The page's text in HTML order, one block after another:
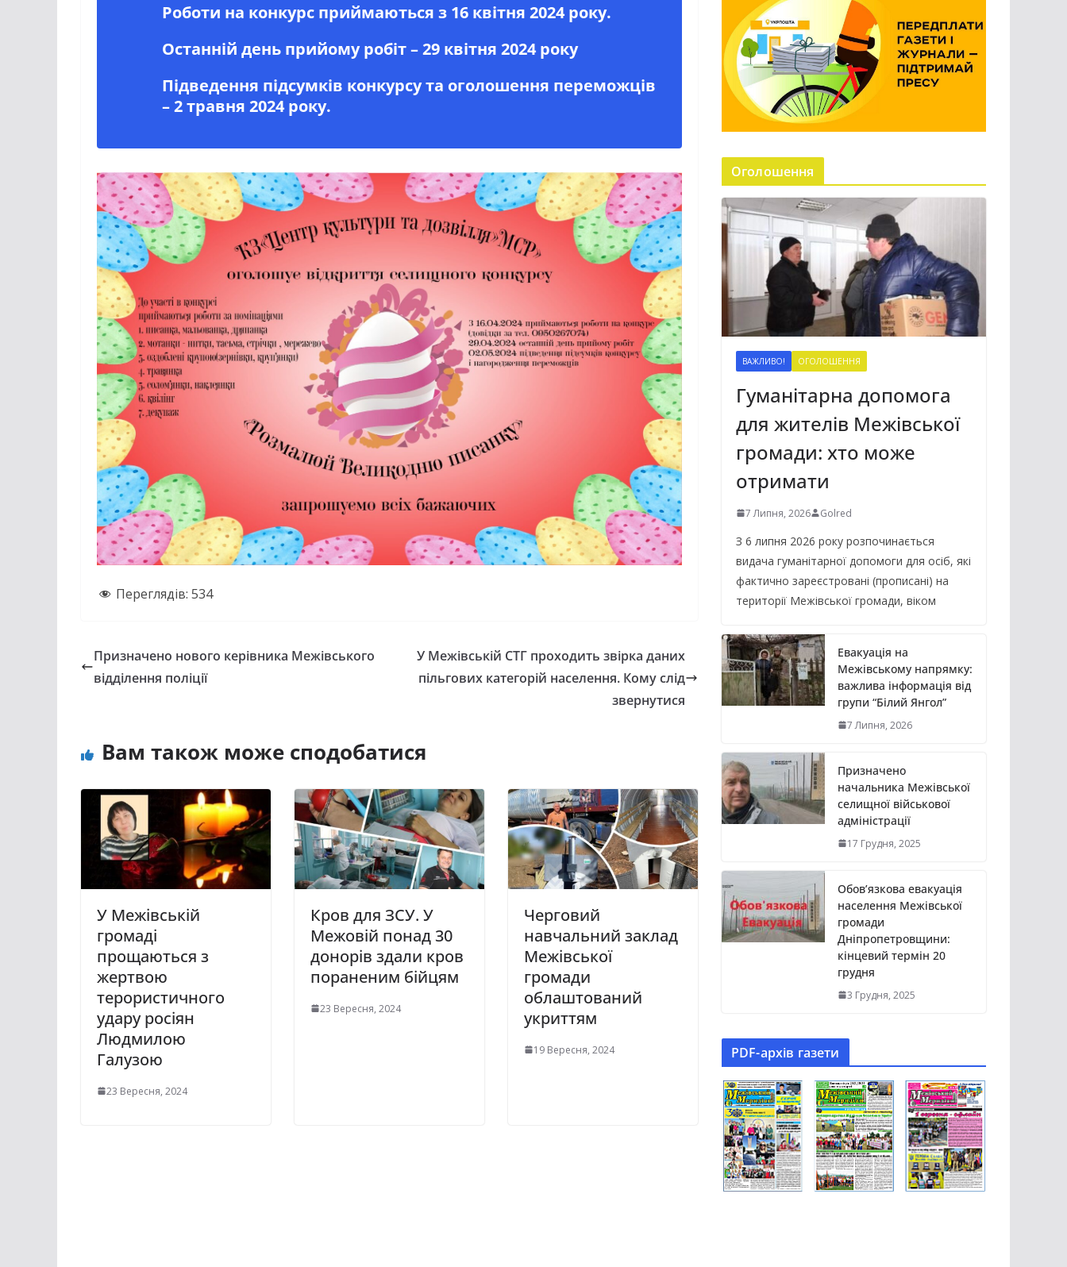
Роботи на конкурс приймаються з 16 квітня 2024 року.
Останній день прийому робіт – 29 квітня 2024 року
Підведення підсумків конкурсу та оголошення переможців
– 2 травня 2024 року.
Переглядів: 534
Призначено нового керівника Межівського
відділення поліції
У Межівській СТГ проходить звірка даних
пільгових категорій населення. Кому слід
звернутися
Вам також може сподобатися
У Межівській
громаді
прощаються з
жертвою
терористичного
удару росіян
Людмилою
Галузою
23 Вересня, 2024
Кров для ЗСУ. У
Межовій понад 30
донорів здали кров
пораненим бійцям
23 Вересня, 2024
Черговий
навчальний заклад
Межівської
громади
облаштований
укриттям
19 Вересня, 2024
Оголошення
ВАЖЛИВО! ОГОЛОШЕННЯ
Гуманітарна допомога
для жителів Межівської
громади: хто може
отримати
7 Липня, 2026 Golred
З 6 липня 2026 року розпочинається
видача гуманітарної допомоги для осіб, які
фактично зареєстровані (прописані) на
території Межівської громади, віком
Евакуація на
Межівському напрямку:
важлива інформація від
групи “Білий Янгол”
7 Липня, 2026
Призначено
начальника Межівської
селищної військової
адміністрації
17 Грудня, 2025
Обов’язкова евакуація
населення Межівської
громади
Дніпропетровщини:
кінцевий термін 20
грудня
3 Грудня, 2025
PDF-aрхів газети